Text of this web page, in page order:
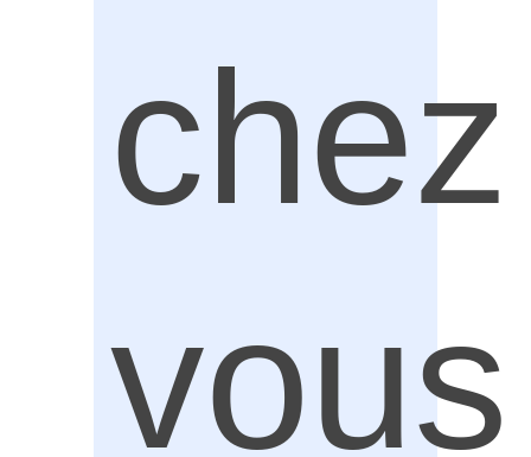
chez
vous